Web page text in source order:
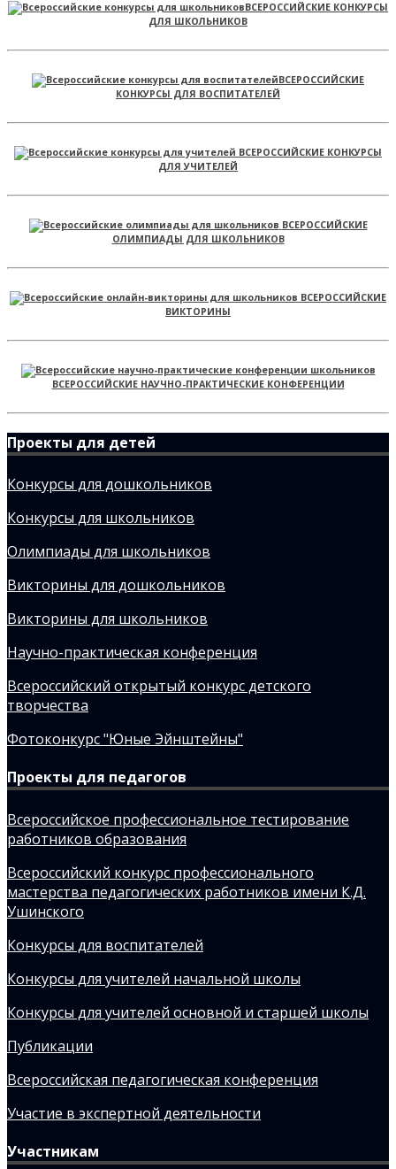
ВСЕРОССИЙСКИЕ КОНКУРСЫ
ДЛЯ ШКОЛЬНИКОВ
ВСЕРОССИЙСКИЕ
КОНКУРСЫ ДЛЯ ВОСПИТАТЕЛЕЙ
ВСЕРОССИЙСКИЕ КОНКУРСЫ
ДЛЯ УЧИТЕЛЕЙ
ВСЕРОССИЙСКИЕ
ОЛИМПИАДЫ ДЛЯ ШКОЛЬНИКОВ
ВСЕРОССИЙСКИЕ
ВИКТОРИНЫ
ВСЕРОССИЙСКИЕ НАУЧНО-ПРАКТИЧЕСКИЕ КОНФЕРЕНЦИИ
Проекты для детей
Конкурсы для дошкольников
Конкурсы для школьников
Олимпиады для школьников
Викторины для дошкольников
Викторины для школьников
Научно-практическая конференция
Всероссийский открытый конкурс детского
творчества
Фотоконкурс "Юные Эйнштейны"
Проекты для педагогов
Всероссийское профессиональное тестирование
работников образования
Всероссийский конкурс профессионального
мастерства педагогических работников имени К.Д.
Ушинского
Конкурсы для воспитателей
Конкурсы для учителей начальной школы
Конкурсы для учителей основной и старшей школы
Публикации
Всероссийская педагогическая конференция
Участие в экспертной деятельности
Участникам